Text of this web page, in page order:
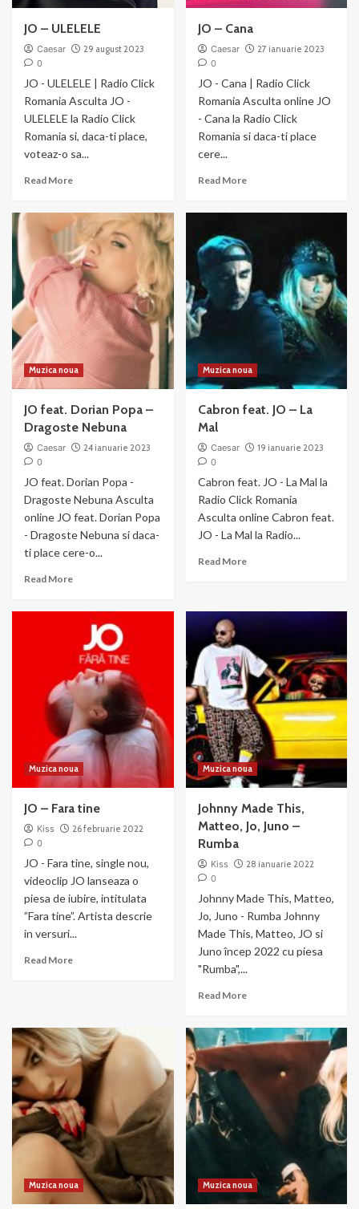
JO – ULELELE
Caesar
29 august 2023
0
JO - ULELELE | Radio Click
Romania Asculta JO -
ULELELE la Radio Click
Romania si, daca-ti place,
voteaz-o sa...
Read MoreRead
JO
ULELELE
JO – Cana
Caesar
27 ianuarie 2023
0
JO - Cana | Radio Click
Romania Asculta online JO
- Cana la Radio Click
Romania si daca-ti place
cere...
Read MoreRead
Cana
Muzica noua
JO feat. Dorian Popa –
Dragoste Nebuna
Caesar
24 ianuarie 2023
0
JO feat. Dorian Popa -
Dragoste Nebuna Asculta
online JO feat. Dorian Popa
- Dragoste Nebuna si daca-
ti place cere-o...
Read MoreRead
feat.
Dorian
Popa
–
Dragoste
Nebuna
Muzica noua
Cabron feat. JO – La
Mal
Caesar
19 ianuarie 2023
0
Cabron feat. JO - La Mal la
Radio Click Romania
Asculta online Cabron feat.
JO - La Mal la Radio...
Read MoreRead
feat.
–
La
Mal
Muzica noua
JO – Fara tine
Kiss
26 februarie 2022
0
JO - Fara tine, single nou,
videoclip JO lanseaza o
piesa de iubire, intitulata
”Fara tine”. Artista descrie
in versuri...
Read MoreRead
Fara
tine
Muzica noua
Johnny Made This,
Matteo, Jo, Juno –
Rumba
Kiss
28 ianuarie 2022
0
Johnny Made This, Matteo,
Jo, Juno - Rumba Johnny
Made This, Matteo, JO si
Juno încep 2022 cu piesa
"Rumba",...
Read MoreRead
Johnny
Made
Matteo,
Jo,
Juno
Muzica noua Muzica noua